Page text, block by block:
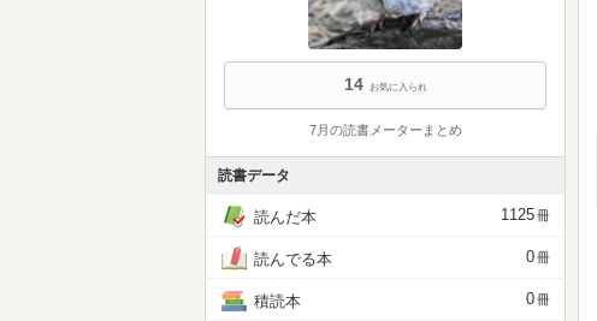
14 お気に入られ
7月の読書メーターまとめ
読書データ
読んだ本 1125冊
読んでる本 0冊
積読本 0冊